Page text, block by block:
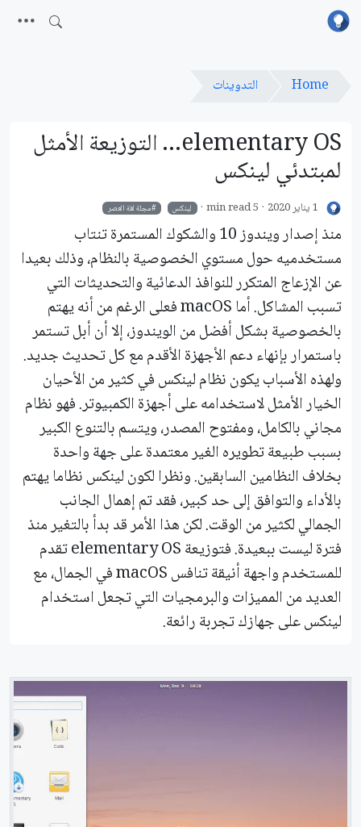
Home التدوينات
elementary OS... التوزيعة الأمثل
لمبتدئي لينكس
1 يناير 2020 5 min read لينكس مجلة لغة العصر
منذ إصدار ويندوز 10 والشكوك المستمرة تنتاب
مستخدميه حول مستوي الخصوصية بالنظام، وذلك بعيدا
عن الإزعاج المتكرر للنوافذ الدعائية والتحديثات التي
تسبب المشاكل. أما macOS فعلى الرغم من أنه يهتم
بالخصوصية بشكل أفضل من الويندوز، إلا أن أبل تستمر
باستمرار بإنهاء دعم الأجهزة الأقدم مع كل تحديث جديد.
ولهذه الأسباب يكون نظام لينكس في كثير من الأحيان
الخيار الأمثل لاستخدامه على أجهزة الكمبيوتر. فهو نظام
مجاني بالكامل، ومفتوح المصدر، ويتسم بالتنوع الكبير
بسبب طبيعة تطويره الغير معتمدة على جهة واحدة
بخلاف النظامين السابقين. ونظرا لكون لينكس نظاما يهتم
بالأداء والتوافق إلى حد كبير، فقد تم إهمال الجانب
الجمالي لكثير من الوقت. لكن هذا الأمر قد بدأ بالتغير منذ
فترة ليست ببعيدة. فتوزيعة elementary OS تقدم
للمستخدم واجهة أنيقة تنافس macOS في الجمال، مع
العديد من المميزات والبرمجيات التي تجعل استخدام
لينكس على جهازك تجربة رائعة.